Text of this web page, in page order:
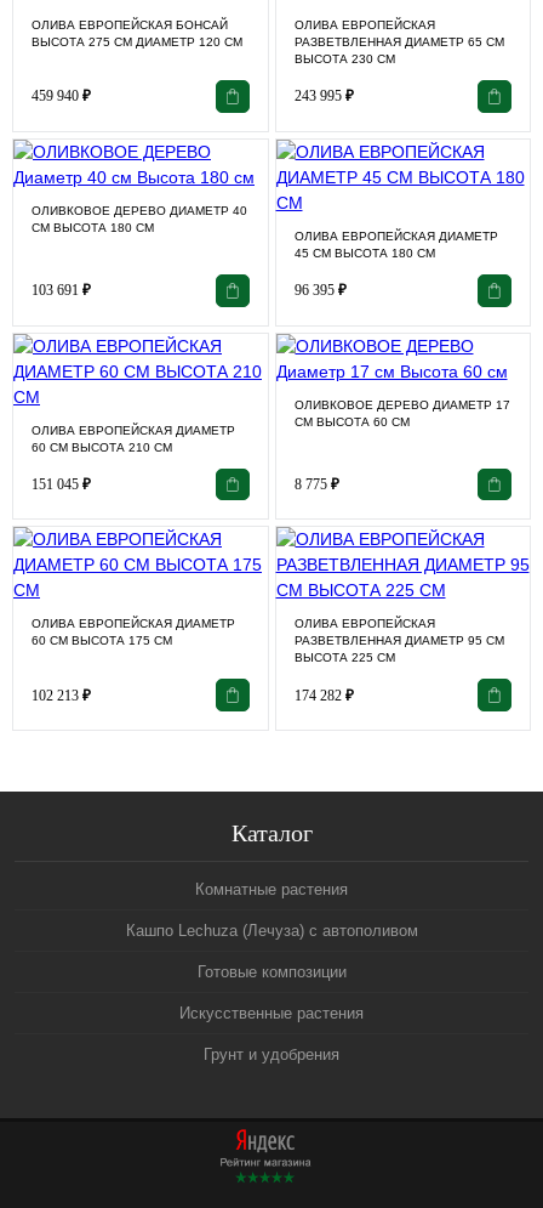
ОЛИВА ЕВРОПЕЙСКАЯ БОНСАЙ
ВЫСОТА 275 СМ ДИАМЕТР 120 СМ
459 940 ₽
ОЛИВА ЕВРОПЕЙСКАЯ
РАЗВЕТВЛЕННАЯ ДИАМЕТР 65 СМ
ВЫСОТА 230 СМ
243 995 ₽
ОЛИВКОВОЕ ДЕРЕВО ДИАМЕТР 40
СМ ВЫСОТА 180 СМ
103 691 ₽
ОЛИВА ЕВРОПЕЙСКАЯ ДИАМЕТР
45 СМ ВЫСОТА 180 СМ
96 395 ₽
ОЛИВА ЕВРОПЕЙСКАЯ ДИАМЕТР
60 СМ ВЫСОТА 210 СМ
151 045 ₽
ОЛИВКОВОЕ ДЕРЕВО ДИАМЕТР 17
СМ ВЫСОТА 60 СМ
8 775 ₽
ОЛИВА ЕВРОПЕЙСКАЯ ДИАМЕТР
60 СМ ВЫСОТА 175 СМ
102 213 ₽
ОЛИВА ЕВРОПЕЙСКАЯ
РАЗВЕТВЛЕННАЯ ДИАМЕТР 95 СМ
ВЫСОТА 225 СМ
174 282 ₽
Каталог
Комнатные растения
Кашпо Lechuza (Лечуза) с автополивом
Готовые композиции
Искусственные растения
Грунт и удобрения